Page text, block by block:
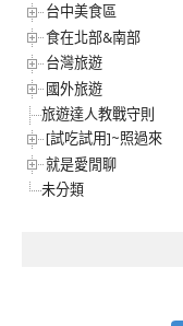
台中美食區
食在北部&南部
台灣旅遊
國外旅遊
旅遊達人教戰守則
[試吃試用]~照過來
就是愛閒聊
未分類